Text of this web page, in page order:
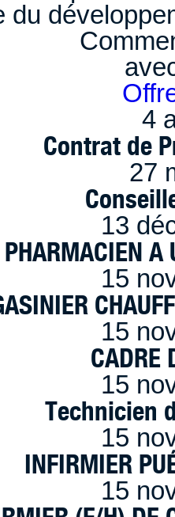
du
4
Contrat de
27
13
PHARMACIEN A
15
15
CADRE
15
Technicien
15
INFIRMIER
15